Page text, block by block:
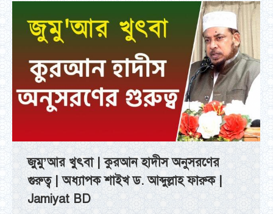
জুমু’আর খুৎবা | কুরআন হাদীস অনুসরণের
গুরুত্ব | অধ্যাপক শাইখ ড. আব্দুল্লাহ ফারুক |
Jamiyat BD